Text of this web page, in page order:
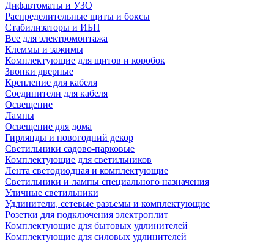
Дифавтоматы и УЗО
Распределительные щиты и боксы
Стабилизаторы и ИБП
Все для электромонтажа
Клеммы и зажимы
Комплектующие для щитов и коробок
Звонки дверные
Крепление для кабеля
Соединители для кабеля
Освещение
Лампы
Освещение для дома
Гирлянды и новогодний декор
Светильники садово-парковые
Комплектующие для светильников
Лента светодиодная и комплектующие
Светильники и лампы специального назначения
Уличные светильники
Удлинители, сетевые разъемы и комплектующие
Розетки для подключения электроплит
Комплектующие для бытовых удлинителей
Комплектующие для силовых удлинителей